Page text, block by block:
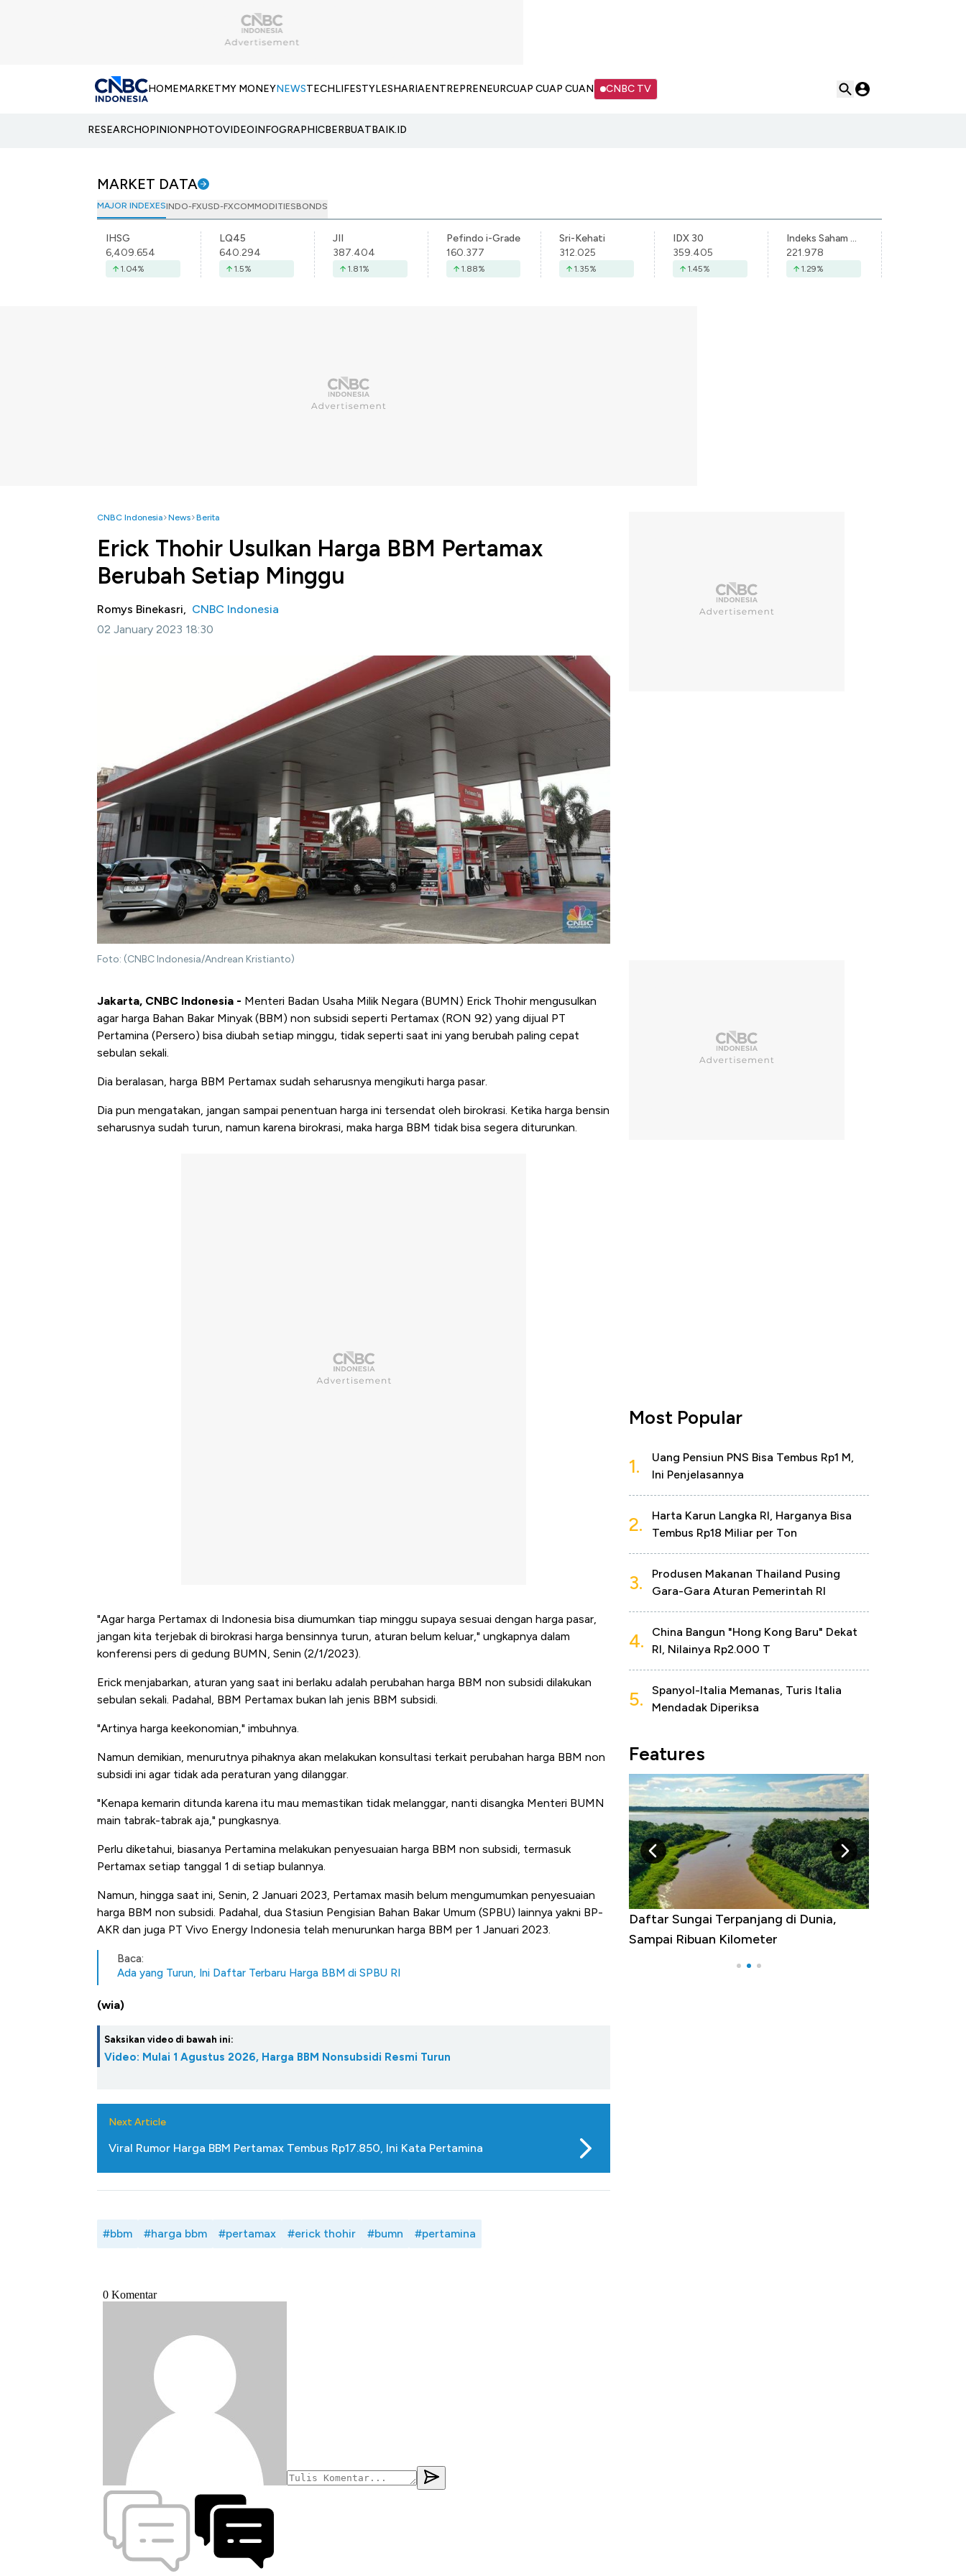
HOMEMARKETMY MONEYNEWSTECHLIFESTYLESHARIAENTREPRENEURCUAP CUAP CUAN CNBC TV
RESEARCHOPINIONPHOTOVIDEOINFOGRAPHICBERBUATBAIK.ID
MARKET DATA
MAJOR INDEXESINDO-FXUSD-FXCOMMODITIESBONDS
IHSG
6,409.654
1.04%
LQ45
640.294
1.5%
JII
387.404
1.81%
Pefindo i-Grade
160.377
1.88%
Sri-Kehati
312.025
1.35%
IDX 30
359.405
1.45%
Indeks Saham Syariah Indonesia
221.978
1.29%
CNBC Indonesia News Berita
Erick Thohir Usulkan Harga BBM Pertamax
Berubah Setiap Minggu
Romys Binekasri, CNBC Indonesia
02 January 2023 18:30
Foto: (CNBC Indonesia/Andrean Kristianto)
Jakarta, CNBC Indonesia - Menteri Badan Usaha Milik Negara (BUMN) Erick Thohir mengusulkan
agar harga Bahan Bakar Minyak (BBM) non subsidi seperti Pertamax (RON 92) yang dijual PT
Pertamina (Persero) bisa diubah setiap minggu, tidak seperti saat ini yang berubah paling cepat
sebulan sekali.
Dia beralasan, harga BBM Pertamax sudah seharusnya mengikuti harga pasar.
Dia pun mengatakan, jangan sampai penentuan harga ini tersendat oleh birokrasi. Ketika harga bensin
seharusnya sudah turun, namun karena birokrasi, maka harga BBM tidak bisa segera diturunkan.
"Agar harga Pertamax di Indonesia bisa diumumkan tiap minggu supaya sesuai dengan harga pasar,
jangan kita terjebak di birokrasi harga bensinnya turun, aturan belum keluar," ungkapnya dalam
konferensi pers di gedung BUMN, Senin (2/1/2023).
Erick menjabarkan, aturan yang saat ini berlaku adalah perubahan harga BBM non subsidi dilakukan
sebulan sekali. Padahal, BBM Pertamax bukan lah jenis BBM subsidi.
"Artinya harga keekonomian," imbuhnya.
Namun demikian, menurutnya pihaknya akan melakukan konsultasi terkait perubahan harga BBM non
subsidi ini agar tidak ada peraturan yang dilanggar.
"Kenapa kemarin ditunda karena itu mau memastikan tidak melanggar, nanti disangka Menteri BUMN
main tabrak-tabrak aja," pungkasnya.
Perlu diketahui, biasanya Pertamina melakukan penyesuaian harga BBM non subsidi, termasuk
Pertamax setiap tanggal 1 di setiap bulannya.
Namun, hingga saat ini, Senin, 2 Januari 2023, Pertamax masih belum mengumumkan penyesuaian
harga BBM non subsidi. Padahal, dua Stasiun Pengisian Bahan Bakar Umum (SPBU) lainnya yakni BP-
AKR dan juga PT Vivo Energy Indonesia telah menurunkan harga BBM per 1 Januari 2023.
Baca:
Ada yang Turun, Ini Daftar Terbaru Harga BBM di SPBU RI
(wia)
Saksikan video di bawah ini:
Video: Mulai 1 Agustus 2026, Harga BBM Nonsubsidi Resmi Turun
Next Article
Viral Rumor Harga BBM Pertamax Tembus Rp17.850, Ini Kata Pertamina
#bbm #harga bbm #pertamax #erick thohir #bumn #pertamina
Most Popular
1.
Uang Pensiun PNS Bisa Tembus Rp1 M,
Ini Penjelasannya
2.
Harta Karun Langka RI, Harganya Bisa
Tembus Rp18 Miliar per Ton
3.
Produsen Makanan Thailand Pusing
Gara-Gara Aturan Pemerintah RI
4.
China Bangun "Hong Kong Baru" Dekat
RI, Nilainya Rp2.000 T
5.
Spanyol-Italia Memanas, Turis Italia
Mendadak Diperiksa
Features
Begini Cara Korsel atasi Panas Tanpa AC
di Jaman Dulu
Daftar Sungai Terpanjang di Dunia,
Sampai Ribuan Kilometer